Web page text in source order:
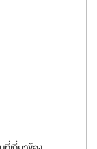
ายบุคคล เพื่อตอบ
ยิ่งไปกว่านั้น บริษัทฯ
ภาพแบบบูรณาการ
ก่อนจะเกิดโรคจนนำ
างมูลค่าเพิ่มให้กับผู้
หม่ เพื่อสุขภาพที่ดี
อาร์ เอส ยู
และศูนย์สายตา อาร์